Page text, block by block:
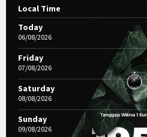
Local Time
Today
06/08/2026
Friday
07/08/2026
Saturday
08/08/2026
Sunday
09/08/2026